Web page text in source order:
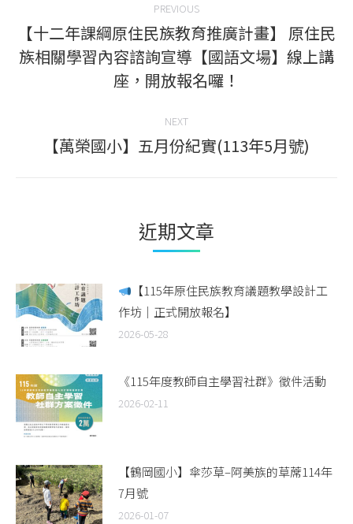
navigation
PREVIOUS
Previous
post:
【十二年課綱原住民族教育推廣計畫】 原住民
族相關學習內容諮詢宣導【國語文場】線上講
座，開放報名囉！
NEXT
Next
【萬榮國小】五月份紀實(113年5月號)
近期文章
【115年原住民族教育議題教學設計工
作坊｜正式開放報名】
2026-05-28
《115年度教師自主學習社群》徵件活動
2026-02-11
【鶴岡國小】傘莎草–阿美族的草蓆114年
7月號
2026-01-07